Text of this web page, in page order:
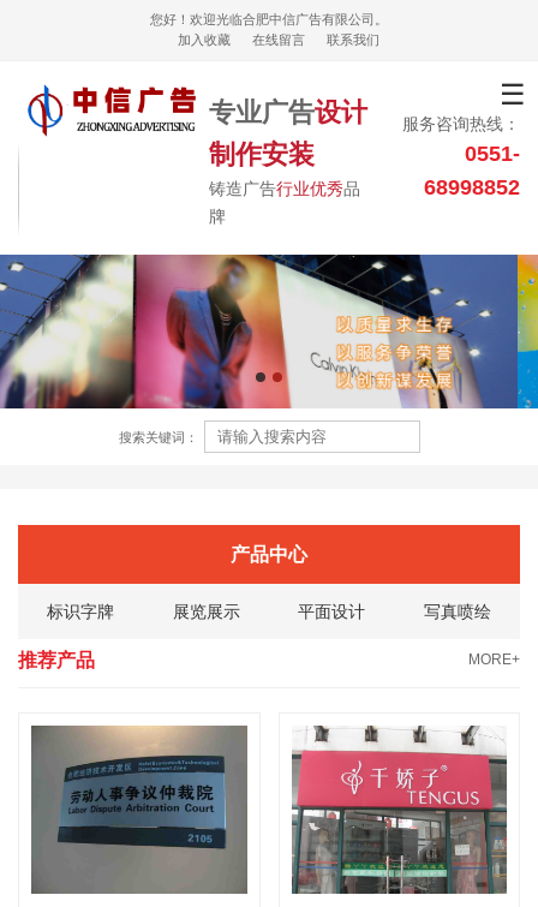
您好！欢迎光临合肥中信广告有限公司。
加入收藏
在线留言 联系我们
专业广告设计
制作安装
铸造广告行业优秀品
牌
服务咨询热线：
0551-
68998852
☰
搜索关键词：
产品中心
标识字牌 展览展示 平面设计 写真喷绘
推荐产品 MORE+